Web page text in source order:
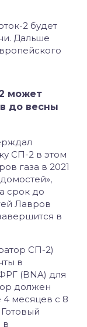
2 будет
Дальше
может
до весны
СП-2 в этом
газа в 2021
срок до
Лавров
в
СП-2)
в
(BNA) для
должен
4 месяцев с 8
в